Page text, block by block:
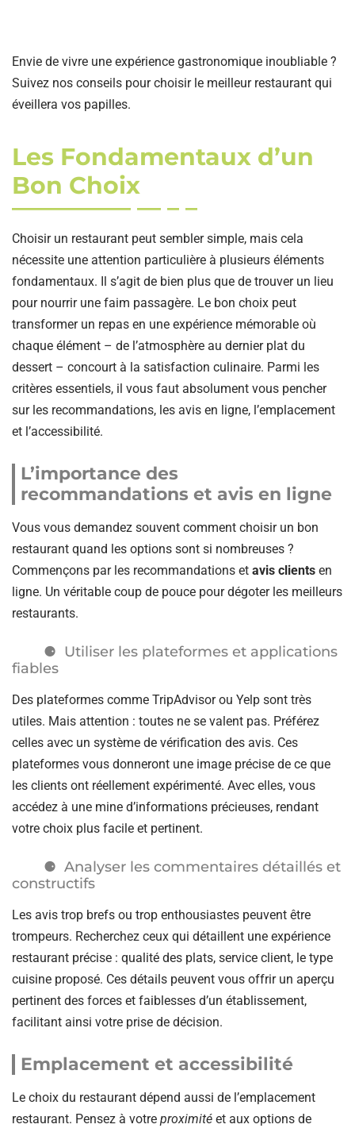
Envie de vivre une expérience gastronomique inoubliable ?
Suivez nos conseils pour choisir le meilleur restaurant qui
éveillera vos papilles.
Les Fondamentaux d’un
Bon Choix
Choisir un restaurant peut sembler simple, mais cela
nécessite une attention particulière à plusieurs éléments
fondamentaux. Il s’agit de bien plus que de trouver un lieu
pour nourrir une faim passagère. Le bon choix peut
transformer un repas en une expérience mémorable où
chaque élément – de l’atmosphère au dernier plat du
dessert – concourt à la satisfaction culinaire. Parmi les
critères essentiels, il vous faut absolument vous pencher
sur les recommandations, les avis en ligne, l’emplacement
et l’accessibilité.
L’importance des
recommandations et avis en ligne
Vous vous demandez souvent comment choisir un bon
restaurant quand les options sont si nombreuses ?
Commençons par les recommandations et avis clients en
ligne. Un véritable coup de pouce pour dégoter les meilleurs
restaurants.
Utiliser les plateformes et applications
fiables
Des plateformes comme TripAdvisor ou Yelp sont très
utiles. Mais attention : toutes ne se valent pas. Préférez
celles avec un système de vérification des avis. Ces
plateformes vous donneront une image précise de ce que
les clients ont réellement expérimenté. Avec elles, vous
accédez à une mine d’informations précieuses, rendant
votre choix plus facile et pertinent.
Analyser les commentaires détaillés et
constructifs
Les avis trop brefs ou trop enthousiastes peuvent être
trompeurs. Recherchez ceux qui détaillent une expérience
restaurant précise : qualité des plats, service client, le type
cuisine proposé. Ces détails peuvent vous offrir un aperçu
pertinent des forces et faiblesses d’un établissement,
facilitant ainsi votre prise de décision.
Emplacement et accessibilité
Le choix du restaurant dépend aussi de l’emplacement
restaurant. Pensez à votre proximité et aux options de